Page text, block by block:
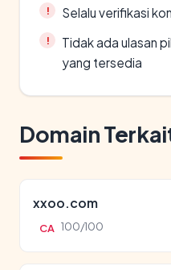
Selalu verifikasi
Tidak ada ulasan
yang tersedia
Domain
xxoo.com
CA 100/100